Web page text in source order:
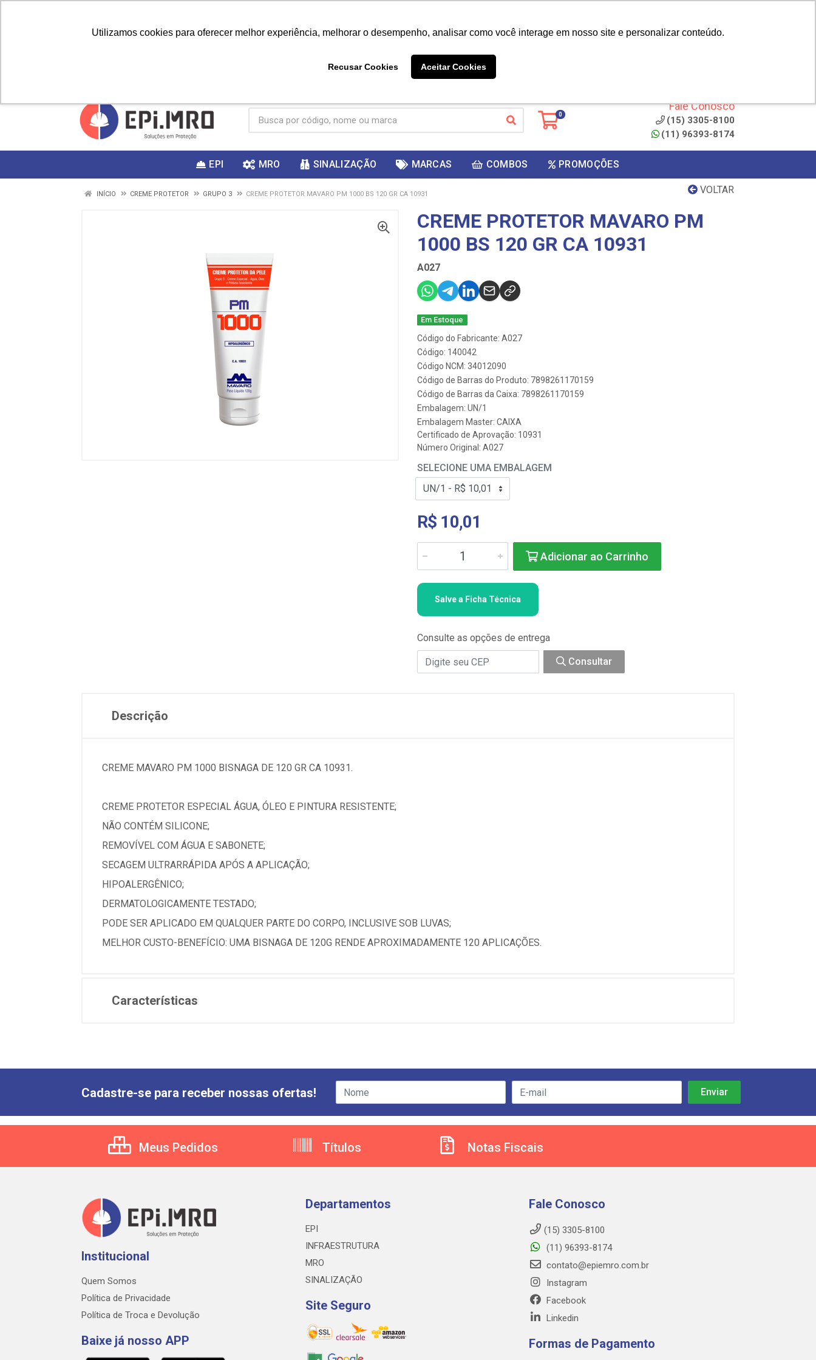
Utilizamos cookies para oferecer melhor experiência, melhorar o desempenho, analisar como você interage em nosso site e personalizar conteúdo.
Recusar Cookies Aceitar Cookies
ganhar
0
Fale Conosco
(15) 3305-8100
(11) 96393-8174
EPI MRO SINALIZAÇÃO MARCAS COMBOS PROMOÇÕES
VOLTAR
INÍCIO CREME PROTETOR GRUPO 3 CREME PROTETOR MAVARO PM 1000 BS 120 GR CA 10931
CREME PROTETOR MAVARO PM
1000 BS 120 GR CA 10931
A027
Em Estoque
Código do Fabricante: A027
Código: 140042
Código NCM: 34012090
Código de Barras do Produto: 7898261170159
Código de Barras da Caixa: 7898261170159
Embalagem: UN/1
Embalagem Master: CAIXA
Certificado de Aprovação: 10931
Número Original: A027
SELECIONE UMA EMBALAGEM
R$ 10,01
Adicionar ao Carrinho
Salve a Ficha Técnica
Consulte as opções de entrega
Consultar
Descrição
CREME MAVARO PM 1000 BISNAGA DE 120 GR CA 10931.
CREME PROTETOR ESPECIAL ÁGUA, ÓLEO E PINTURA RESISTENTE;
NÃO CONTÉM SILICONE;
REMOVÍVEL COM ÁGUA E SABONETE;
SECAGEM ULTRARRÁPIDA APÓS A APLICAÇÃO;
HIPOALERGÊNICO;
DERMATOLOGICAMENTE TESTADO;
PODE SER APLICADO EM QUALQUER PARTE DO CORPO, INCLUSIVE SOB LUVAS;
MELHOR CUSTO-BENEFÍCIO: UMA BISNAGA DE 120G RENDE APROXIMADAMENTE 120 APLICAÇÕES.
Características
Cadastre-se para receber nossas ofertas!
Meus Pedidos Títulos Notas Fiscais
Institucional
Quem Somos
Política de Privacidade
Política de Troca e Devolução
Baixe já nosso APP
Departamentos
EPI
INFRAESTRUTURA
MRO
SINALIZAÇÃO
Site Seguro
Fale Conosco
(15) 3305-8100
(11) 96393-8174
contato@epiemro.com.br
Instagram
Facebook
Linkedin
Formas de Pagamento